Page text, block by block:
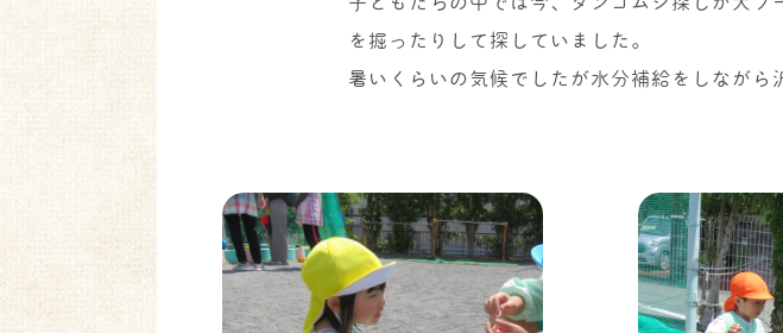
を掘ったりして探していました。
暑いくらいの気候でしたが水分補給をしながら